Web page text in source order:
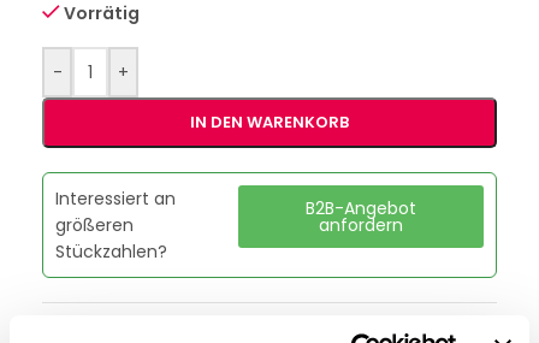
Vorrätig
- +
IN DEN WARENKORB
Interessiert an
größeren
Stückzahlen?
B2B-Angebot
anfordern